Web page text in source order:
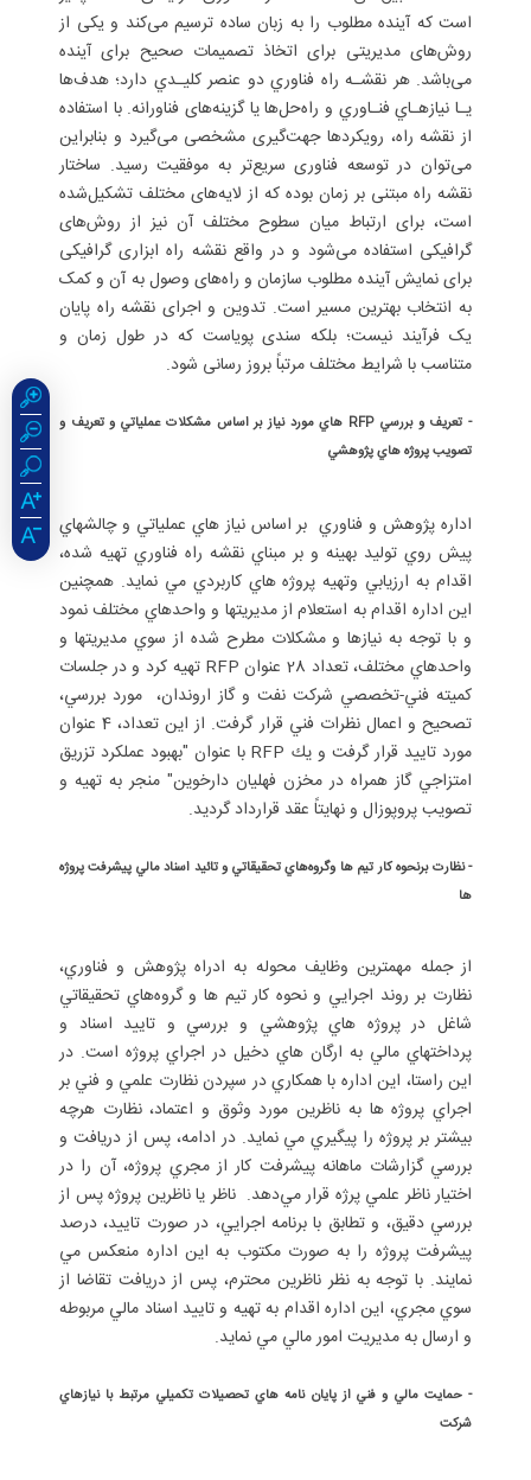
است که آینده مطلوب را به زبان ساده ترسیم می‌کند و یکی از
روش‌های مدیریتی برای اتخاذ تصمیمات صحیح برای آینده
می‌باشد. هر نقشـه راه فناوري دو عنصر كليـدي دارد؛ هدف‌ها
يـا نيازهـاي فنـاوري و راه‌حل‌ها يا گزینه‌های فناورانه. با استفاده
از نقشه راه، رویکردها جهت‌گیری مشخصی می‌گیرد و بنابراین
می‌توان در توسعه فناوری سریع‌تر به موفقیت رسید. ساختار
نقشه راه مبتنی بر زمان بوده که از لایه‌های مختلف تشکیل‌شده
است، برای ارتباط میان سطوح مختلف آن نیز از روش‌های
گرافیکی استفاده می‌شود و در واقع نقشه راه ابزاری گرافیکی
برای نمایش آینده مطلوب سازمان و راه‌های وصول به آن و کمک
به انتخاب بهترین مسیر است. تدوين و اجرای نقشه راه پایان
یک فرآیند نیست؛ بلکه سندی پویاست که در طول زمان و
متناسب با شرایط مختلف مرتباً بروز رسانی شود.
- تعريف و بررسي RFP هاي مورد نياز بر اساس مشكلات عملياتي و تعريف و
تصويب پروژه هاي پژوهشي
اداره پژوهش و فناوري بر اساس نياز هاي عملياتي و چالشهاي
پيش روي توليد بهينه و بر مبناي نقشه راه فناوري تهيه شده،
اقدام به ارزيابي وتهيه پروژه هاي كاربردي مي نمايد. همچنين
اين اداره اقدام به استعلام از مديريتها و واحدهاي مختلف نمود
و با توجه به نيازها و مشكلات مطرح شده از سوي مديريتها و
واحدهاي مختلف، تعداد 28 عنوان RFP تهيه كرد و در جلسات
كميته فني-تخصصي شركت نفت و گاز اروندان، مورد بررسي،
تصحيح و اعمال نظرات فني قرار گرفت. از اين تعداد، 4 عنوان
مورد تاييد قرار گرفت و يك RFP با عنوان "بهبود عملكرد تزريق
امتزاجي گاز همراه در مخزن فهليان دارخوين" منجر به تهيه و
تصويب پروپوزال و نهايتاً عقد قرارداد گرديد.
-نظارت برنحوه كار تيم ها وگروه‌هاي تحقيقاتي و تائيد اسناد مالي پيشرفت پروژه
ها
از جمله مهمترين وظايف محوله به ادراه پژوهش و فناوري،
نظارت بر روند اجرايي و نحوه كار تيم ها و گروه‌هاي تحقيقاتي
شاغل در پروژه هاي پژوهشي و بررسي و تاييد اسناد و
پرداختهاي مالي به ارگان هاي دخيل در اجراي پروژه است. در
اين راستا، اين اداره با همكاري در سپردن نظارت علمي و فني بر
اجراي پروژه ها به ناظرين مورد وثوق و اعتماد، نظارت هرچه
بيشتر بر پروژه را پيگيري مي نمايد. در ادامه، پس از دريافت و
بررسي گزارشات ماهانه پيشرفت كار از مجري پروژه، آن را در
اختيار ناظر علمي پرژه قرار مي‌دهد. ناظر يا ناظرين پروژه پس از
بررسي دقيق، و تطابق با برنامه اجرايي، در صورت تاييد، درصد
پيشرفت پروژه را به صورت مكتوب به اين اداره منعكس مي
نمايند. با توجه به نظر ناظرين محترم، پس از دريافت تقاضا از
سوي مجري، اين اداره اقدام به تهيه و تاييد اسناد مالي مربوطه
و ارسال به مديريت امور مالي مي نمايد.
- حمايت مالي و فني از پايان نامه هاي تحصيلات تكميلي مرتبط با نيازهاي
شركت